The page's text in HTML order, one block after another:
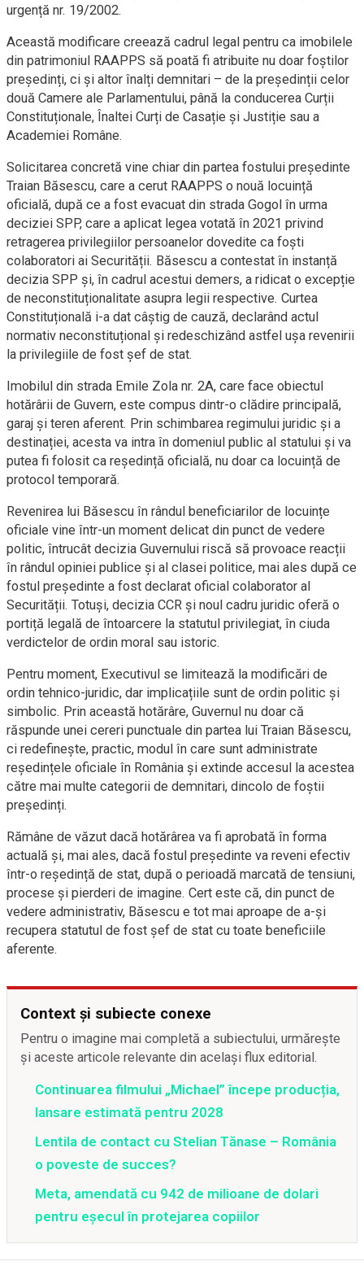
urgență nr. 19/2002.
Această modificare creează cadrul legal pentru ca imobilele
din patrimoniul RAAPPS să poată fi atribuite nu doar foștilor
președinți, ci și altor înalți demnitari – de la președinții celor
două Camere ale Parlamentului, până la conducerea Curții
Constituționale, Înaltei Curți de Casație și Justiție sau a
Academiei Române.
Solicitarea concretă vine chiar din partea fostului președinte
Traian Băsescu, care a cerut RAAPPS o nouă locuință
oficială, după ce a fost evacuat din strada Gogol în urma
deciziei SPP, care a aplicat legea votată în 2021 privind
retragerea privilegiilor persoanelor dovedite ca foști
colaboratori ai Securității. Băsescu a contestat în instanță
decizia SPP și, în cadrul acestui demers, a ridicat o excepție
de neconstituționalitate asupra legii respective. Curtea
Constituțională i-a dat câștig de cauză, declarând actul
normativ neconstituțional și redeschizând astfel ușa revenirii
la privilegiile de fost șef de stat.
Imobilul din strada Emile Zola nr. 2A, care face obiectul
hotărârii de Guvern, este compus dintr-o clădire principală,
garaj și teren aferent. Prin schimbarea regimului juridic și a
destinației, acesta va intra în domeniul public al statului și va
putea fi folosit ca reședință oficială, nu doar ca locuință de
protocol temporară.
Revenirea lui Băsescu în rândul beneficiarilor de locuințe
oficiale vine într-un moment delicat din punct de vedere
politic, întrucât decizia Guvernului riscă să provoace reacții
în rândul opiniei publice și al clasei politice, mai ales după ce
fostul președinte a fost declarat oficial colaborator al
Securității. Totuși, decizia CCR și noul cadru juridic oferă o
portiță legală de întoarcere la statutul privilegiat, în ciuda
verdictelor de ordin moral sau istoric.
Pentru moment, Executivul se limitează la modificări de
ordin tehnico-juridic, dar implicațiile sunt de ordin politic și
simbolic. Prin această hotărâre, Guvernul nu doar că
răspunde unei cereri punctuale din partea lui Traian Băsescu,
ci redefinește, practic, modul în care sunt administrate
reședințele oficiale în România și extinde accesul la acestea
către mai multe categorii de demnitari, dincolo de foștii
președinți.
Rămâne de văzut dacă hotărârea va fi aprobată în forma
actuală și, mai ales, dacă fostul președinte va reveni efectiv
într-o reședință de stat, după o perioadă marcată de tensiuni,
procese și pierderi de imagine. Cert este că, din punct de
vedere administrativ, Băsescu e tot mai aproape de a-și
recupera statutul de fost șef de stat cu toate beneficiile
aferente.
Context și subiecte conexe
Pentru o imagine mai completă a subiectului, urmărește
și aceste articole relevante din același flux editorial.
Continuarea filmului „Michael” începe producția,
lansare estimată pentru 2028
Lentila de contact cu Stelian Tănase – România
o poveste de succes?
Meta, amendată cu 942 de milioane de dolari
pentru eșecul în protejarea copiilor